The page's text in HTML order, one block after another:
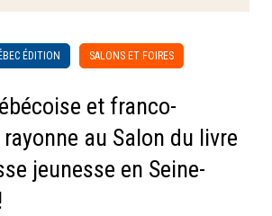
ÉDITION SALONS ET FOIRES
et franco-
au Salon du livre
jeunesse en Seine-